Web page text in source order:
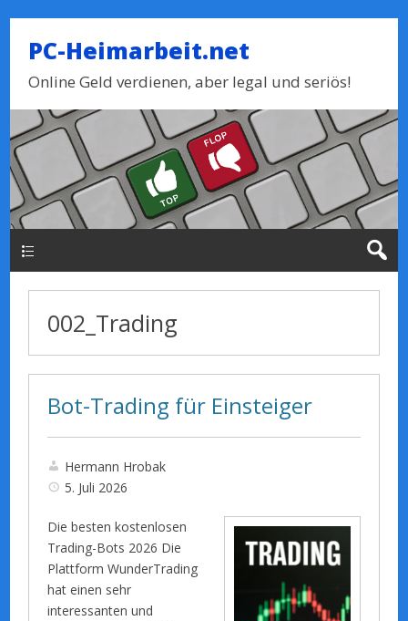
PC-Heimarbeit.net
Online Geld verdienen, aber legal und seriös!
002_Trading
Bot-Trading für Einsteiger
Hermann Hrobak
5. Juli 2026
Die besten kostenlosen
Trading-Bots 2026 Die
Plattform WunderTrading
hat einen sehr
interessanten und